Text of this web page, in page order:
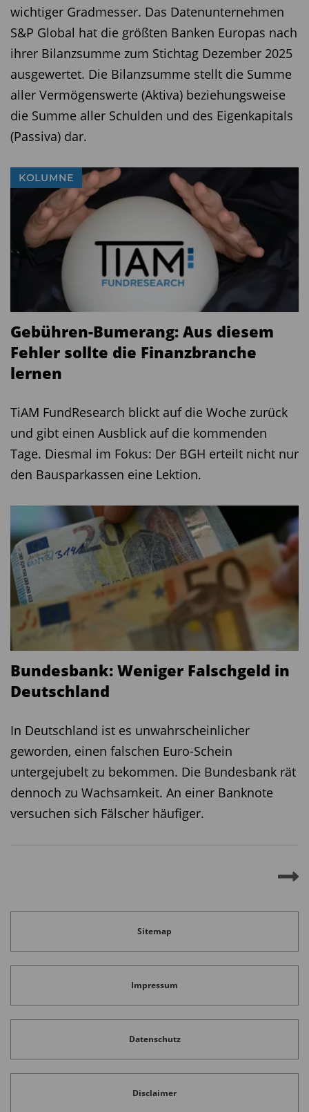
wichtiger Gradmesser. Das Datenunternehmen
S&P Global hat die größten Banken Europas nach
ihrer Bilanzsumme zum Stichtag Dezember 2025
ausgewertet. Die Bilanzsumme stellt die Summe
aller Vermögenswerte (Aktiva) beziehungsweise
die Summe aller Schulden und des Eigenkapitals
(Passiva) dar.
KOLUMNE
Gebühren-Bumerang: Aus diesem
Fehler sollte die Finanzbranche
lernen
TiAM FundResearch blickt auf die Woche zurück
und gibt einen Ausblick auf die kommenden
Tage. Diesmal im Fokus: Der BGH erteilt nicht nur
den Bausparkassen eine Lektion.
Bundesbank: Weniger Falschgeld in
Deutschland
In Deutschland ist es unwahrscheinlicher
geworden, einen falschen Euro-Schein
untergejubelt zu bekommen. Die Bundesbank rät
dennoch zu Wachsamkeit. An einer Banknote
versuchen sich Fälscher häufiger.
Sitemap
Impressum
Datenschutz
Disclaimer